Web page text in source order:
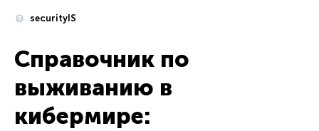
securityIS
Справочник по
выживанию в
кибермире: